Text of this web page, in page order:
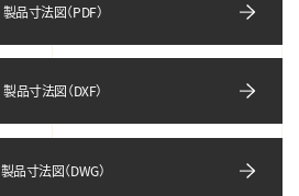
製品寸法図（PDF）
製品寸法図（DXF）
製品寸法図（DWG）